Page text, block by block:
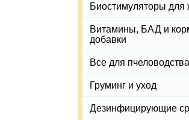
Биостимуляторы для
Витамины, БАД и
добавки
Все для пчеловодства
Груминг и уход
Дезинфицирующие